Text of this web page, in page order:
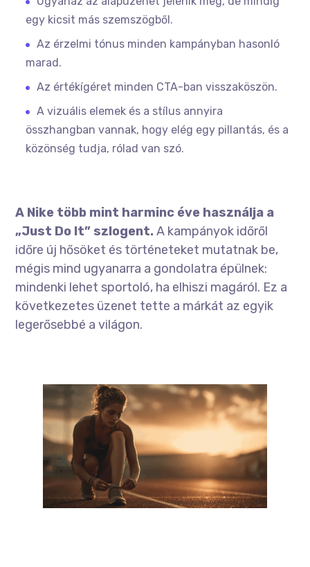
egy kicsit más szemszögből.
Az érzelmi tónus minden kampányban hasonló
marad.
Az értékígéret minden CTA-ban visszaköszön.
A vizuális elemek és a stílus annyira
összhangban vannak, hogy elég egy pillantás, és a
közönség tudja, rólad van szó.
A Nike több mint harminc éve használja a
„Just Do It” szlogent.A kampányok időről
időre új hősöket és történeteket mutatnak be,
mégis mind ugyanarra a gondolatra épülnek:
mindenki lehet sportoló, ha elhiszi magáról. Ez a
következetes üzenet tette a márkát az egyik
legerősebbé a világon.